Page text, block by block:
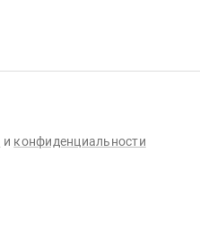
и конфиденциальности